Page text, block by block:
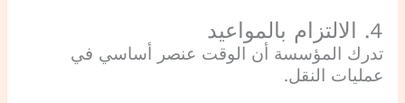
4. الالتزام بالمواعيد
تدرك المؤسسة أن الوقت عنصر أساسي في
عمليات النقل.